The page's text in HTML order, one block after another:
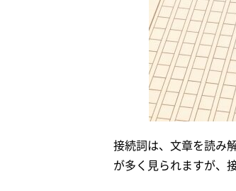
接続詞は、文章を読み
が多く見られますが、